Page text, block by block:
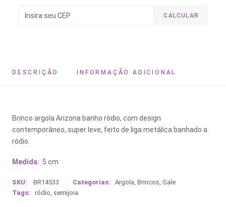
CALCULAR
DESCRIÇÃO INFORMAÇÃO ADICIONAL
Brinco argola Arizona banho ródio, com design
contemporâneo, super leve, feito de liga metálica banhado a
ródio.
Medida: 5 cm
SKU: BR14533 Categorias: Argola, Brincos, Sale
Tags:
ródio, semijoia